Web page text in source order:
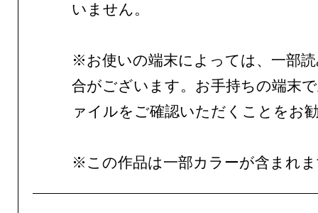
いません。
※お使いの端末によっては、一部
合がございます。お手持ちの端末
ァイルをご確認いただくことをお
※この作品は一部カラーが含まれ